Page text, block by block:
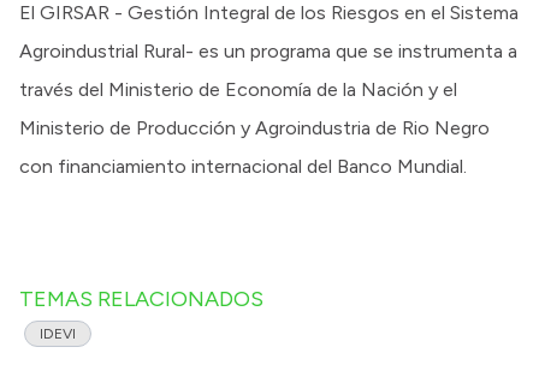
El GIRSAR - Gestión Integral de los Riesgos en el Sistema
Agroindustrial Rural- es un programa que se instrumenta a
través del Ministerio de Economía de la Nación y el
Ministerio de Producción y Agroindustria de Rio Negro
con financiamiento internacional del Banco Mundial.
TEMAS RELACIONADOS
IDEVI